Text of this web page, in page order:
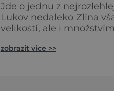
Jde o jednu z
Lukov nedaleko Zlína
velikostí, ale i
jihozápadní části
zobrazit více >>